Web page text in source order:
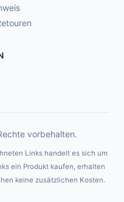
vorbehalten.
Links handelt es sich um
ein Produkt kaufen, erhalten
keine zusätzlichen Kosten.